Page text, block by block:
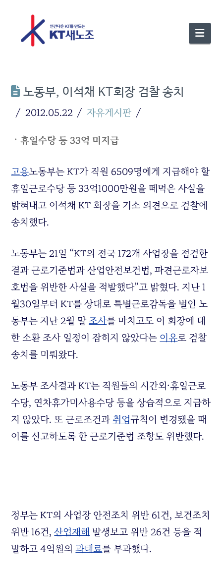
노동부, 이석채 KT회장 검찰 송치
2012.05.22 자유게시판
ㆍ휴일수당 등 33억 미지급
고용노동부는 KT가 직원 6509명에게 지급해야 할
휴일근로수당 등 33억1000만원을 떼먹은 사실을
밝혀내고 이석채 KT 회장을 기소 의견으로 검찰에
송치했다.
노동부는 21일 “KT의 전국 172개 사업장을 점검한
결과 근로기준법과 산업안전보건법, 파견근로자보
호법을 위반한 사실을 적발했다”고 밝혔다. 지난 1
월30일부터 KT를 상대로 특별근로감독을 벌인 노
동부는 지난 2월 말조사를 마치고도 이 회장에 대
한 소환 조사 일정이 잡히지 않았다는 이유로 검찰
송치를 미뤄왔다.
노동부 조사결과 KT는 직원들의 시간외·휴일근로
수당, 연차휴가미사용수당 등을 상습적으로 지급하
지 않았다. 또 근로조건과취업규칙이 변경됐을 때
이를 신고하도록 한 근로기준법 조항도 위반했다.
정부는 KT의 사업장 안전조치 위반 61건, 보건조치
위반 16건,산업재해발생보고 위반 26건 등을 적
발하고 4억원의과태료를 부과했다.